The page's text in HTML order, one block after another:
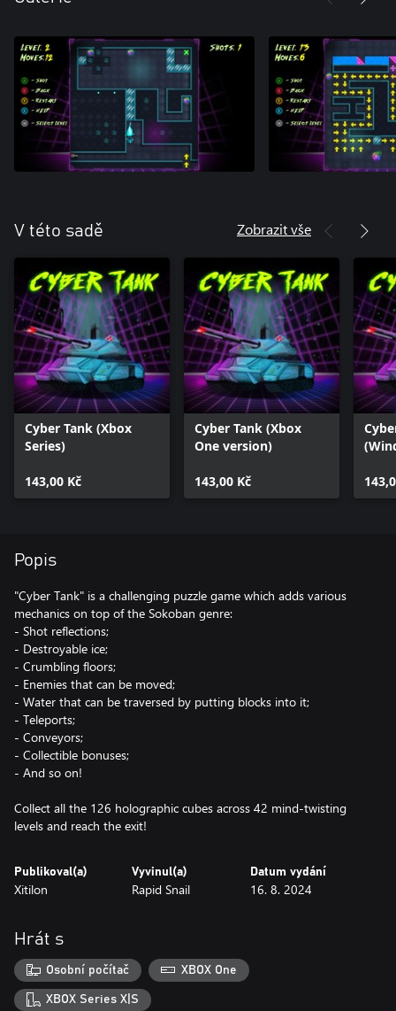
V této sadě Zobrazit vše
Cyber Tank (Xbox
Series)
143,00 Kč
Cyber Tank (Xbox
One version)
143,00 Kč
Popis
"Cyber Tank" is a challenging puzzle game which adds various
mechanics on top of the Sokoban genre:
- Shot reflections;
- Destroyable ice;
- Crumbling floors;
- Enemies that can be moved;
- Water that can be traversed by putting blocks into it;
- Teleports;
- Conveyors;
- Collectible bonuses;
- And so on!
Collect all the 126 holographic cubes across 42 mind-twisting
levels and reach the exit!
Publikoval(a)
Xitilon
Vyvinul(a)
Rapid Snail
Datum vydání
16. 8. 2024
Hrát s
Osobní počítač XBOX One
XBOX Series X|S